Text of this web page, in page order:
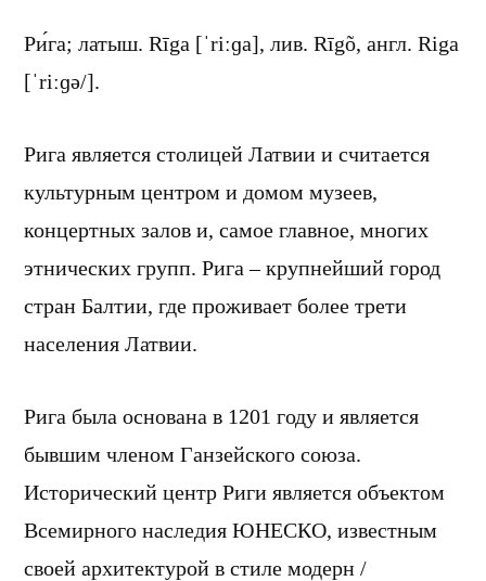
Ри́га; латыш. Rīga [ˈriːɡa], лив. Rīgõ, англ. Riga
[ˈriːɡə/].
Рига является столицей Латвии и считается
культурным центром и домом музеев,
концертных залов и, самое главное, многих
этнических групп. Рига – крупнейший город
стран Балтии, где проживает более трети
населения Латвии.
Рига была основана в 1201 году и является
бывшим членом Ганзейского союза.
Исторический центр Риги является объектом
Всемирного наследия ЮНЕСКО, известным
своей архитектурой в стиле модерн /